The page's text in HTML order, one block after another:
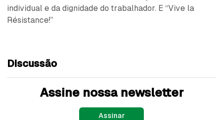
individual e da dignidade do trabalhador. E “Vive la
Résistance!”
Discussão
Assine nossa newsletter
Assinar